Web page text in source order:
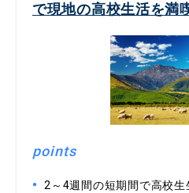
で現地の高校生活を満
points
2～4週間の短期間で高校生